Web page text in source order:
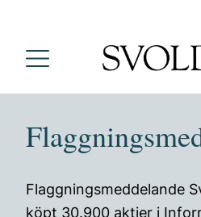
Flaggningsmeddelande
köpt 30.900 aktier i